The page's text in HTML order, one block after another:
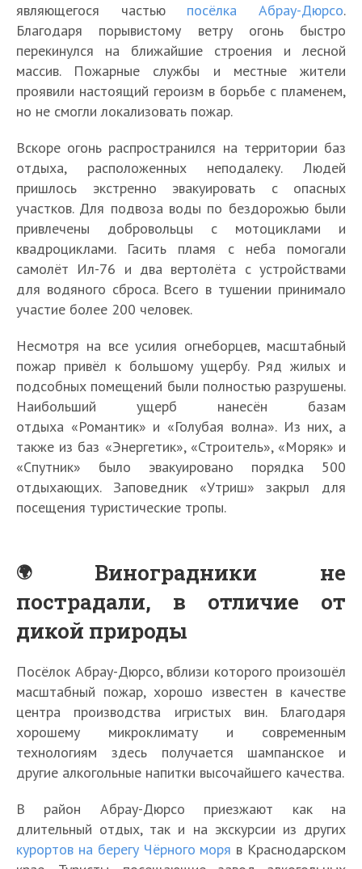
являющегося частью посёлка Абрау-Дюрсо.
Благодаря порывистому ветру огонь быстро
перекинулся на ближайшие строения и лесной
массив. Пожарные службы и местные жители
проявили настоящий героизм в борьбе с пламенем,
но не смогли локализовать пожар.
Вскоре огонь распространился на территории баз
отдыха, расположенных неподалеку. Людей
пришлось экстренно эвакуировать с опасных
участков. Для подвоза воды по бездорожью были
привлечены добровольцы с мотоциклами и
квадроциклами. Гасить пламя с неба помогали
самолёт Ил-76 и два вертолёта с устройствами
для водяного сброса. Всего в тушении принимало
участие более 200 человек.
Несмотря на все усилия огнеборцев, масштабный
пожар привёл к большому ущербу. Ряд жилых и
подсобных помещений были полностью разрушены.
Наибольший ущерб нанесён базам
отдыха «Романтик» и «Голубая волна». Из них, а
также из баз «Энергетик», «Строитель», «Моряк» и
«Спутник» было эвакуировано порядка 500
отдыхающих. Заповедник «Утриш» закрыл для
посещения туристические тропы.
Виноградники не
пострадали, в отличие от
дикой природы
Посёлок Абрау-Дюрсо, вблизи которого произошёл
масштабный пожар, хорошо известен в качестве
центра производства игристых вин. Благодаря
хорошему микроклимату и современным
технологиям здесь получается шампанское и
другие алкогольные напитки высочайшего качества.
В район Абрау-Дюрсо приезжают как на
длительный отдых, так и на экскурсии из других
курортов на берегу Чёрного моря в Краснодарском